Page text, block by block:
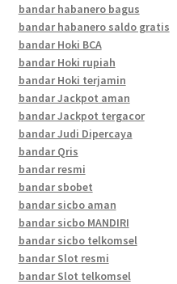
bandar habanero bagus
bandar habanero saldo gratis
bandar Hoki BCA
bandar Hoki rupiah
bandar Hoki terjamin
bandar Jackpot aman
bandar Jackpot tergacor
bandar Judi Dipercaya
bandar Qris
bandar resmi
bandar sbobet
bandar sicbo aman
bandar sicbo MANDIRI
bandar sicbo telkomsel
bandar Slot resmi
bandar Slot telkomsel